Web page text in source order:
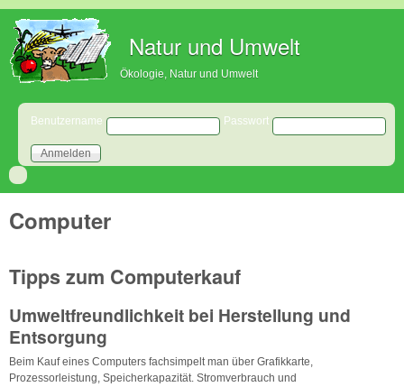
Natur und Umwelt
Ökologie, Natur und Umwelt
Benutzeranmeldung
Benutzername Passwort
Computer
Tipps zum Computerkauf
Umweltfreundlichkeit bei Herstellung und
Entsorgung
Beim Kauf eines Computers fachsimpelt man über Grafikkarte,
Prozessorleistung, Speicherkapazität. Stromverbrauch und